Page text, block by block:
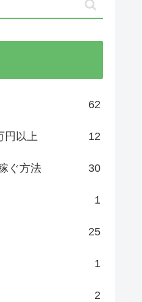
62
円以上 12
ぐ方法 30
1
25
1
2